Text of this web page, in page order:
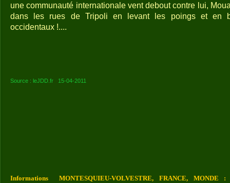
une communauté internationale vent debout contre lui,
dans les rues de Tripoli en levant les poings et en
occidentaux !....
Source : leJDD.fr 15-04-2011
Informations MONTESQUIEU-VOLVESTRE, FRANCE, MONDE